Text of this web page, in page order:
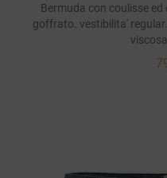
Bermuda con coulisse
goffrato. vestibilita'